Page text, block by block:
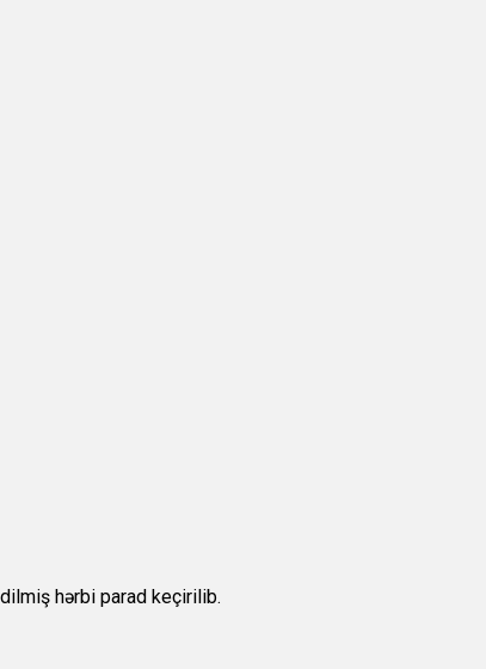
hərbi parad keçirilib.